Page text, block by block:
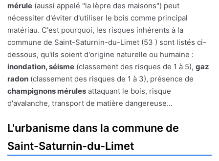
mérule (aussi appelé "la lèpre des maisons") peut
nécessiter d'éviter d'utiliser le bois comme principal
matériau. C'est pourquoi, les risques inhérents à la
commune de Saint-Saturnin-du-Limet (53 ) sont listés ci-
dessous, qu'ils soient d'origine naturelle ou humaine :
inondation, séisme (classement des risques de 1 à 5), gaz
radon (classement des risques de 1 à 3), présence de
champignons mérules attaquant le bois, risque
d'avalanche, transport de matière dangereuse...
L'urbanisme dans la commune de
Saint-Saturnin-du-Limet